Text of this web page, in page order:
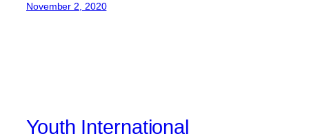
November 2, 2020
Youth International